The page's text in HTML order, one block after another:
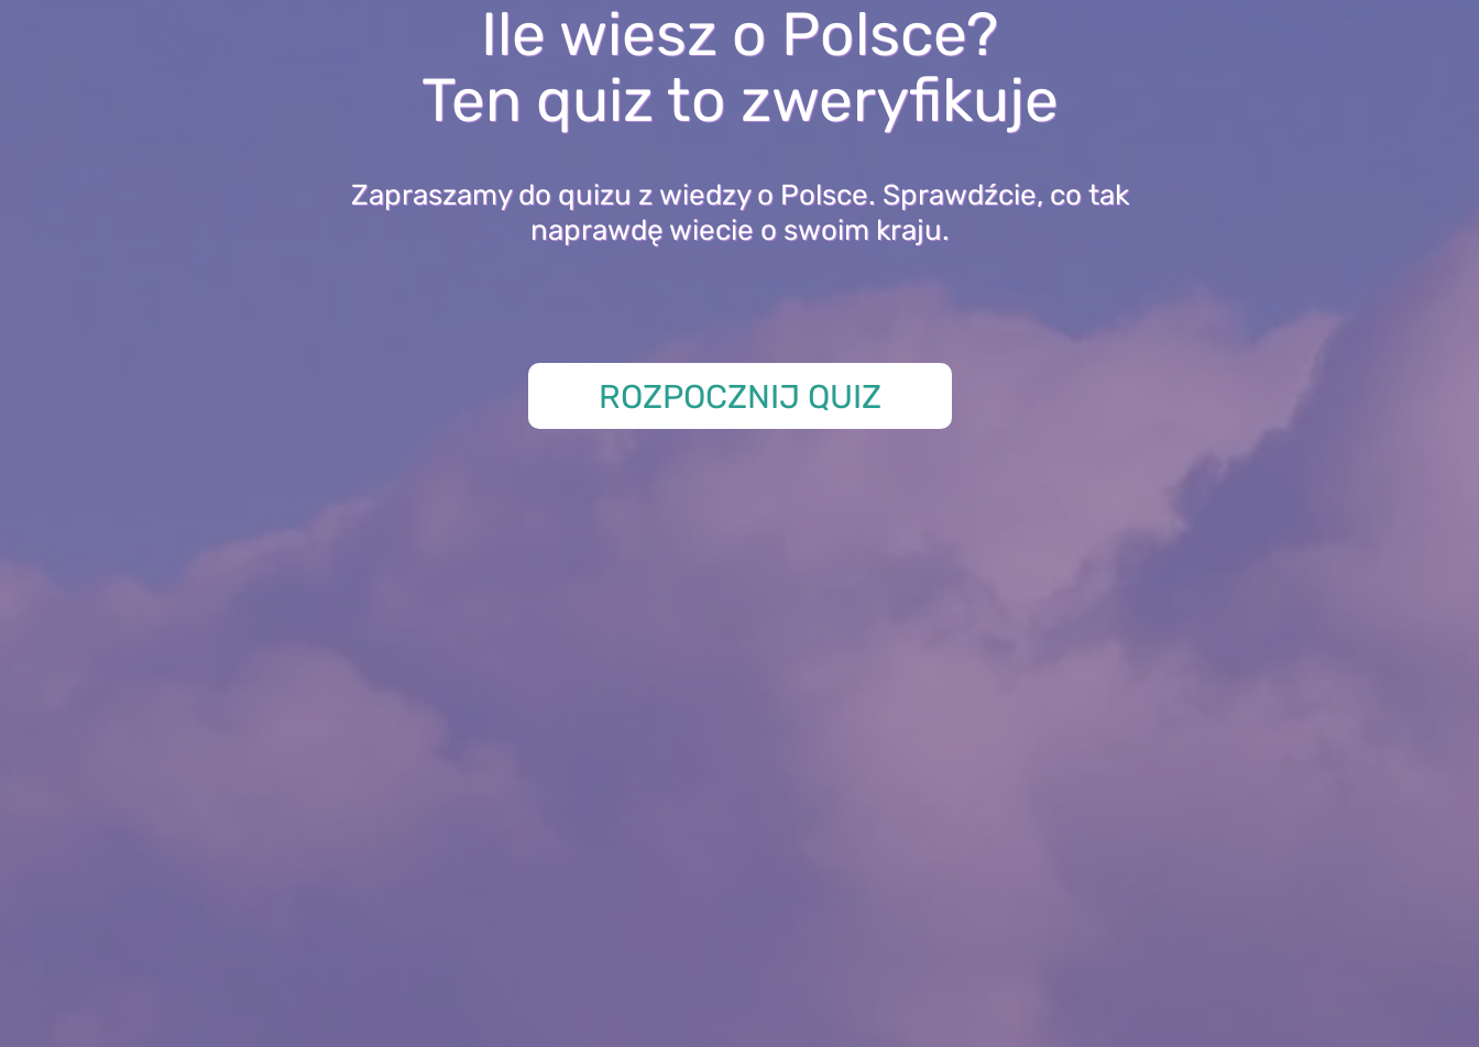
Ile wiesz o Polsce?
Ten quiz to zweryfikuje
Zapraszamy do quizu z wiedzy o Polsce. Sprawdźcie, co tak
naprawdę wiecie o swoim kraju.
ROZPOCZNIJ QUIZ